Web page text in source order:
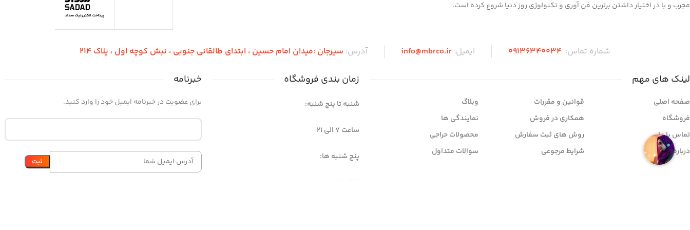
مجرب و با در اختیار داشتن برترین فن آوری و تکنولوژی روز دنیا شروع کرده است.
شماره تماس: ۰۹136340034 ایمیل: info@mbrco.ir آدرس: سیرجان :میدان امام حسین ، ابتدای طالقانی جنوبی ، نبش کوچه اول ، پلاک 214
لینک های مهم
صفحه اصلی
فروشگاه
تماس با ما
درباره ما
قوانین و مقررات
همکاری در فروش
روش های ثبت سفارش
شرایط مرجوعی
وبلاگ
نمایندگی ها
محصولات حراجی
سوالات متداول
زمان بندی فروشگاه
شنبه تا پنچ شنبه:
ساعت 7 الی ۲۱
پنج شنبه ها:
7 الی 12
خبرنامه
برای عضویت در خبرنامه ایمیل خود را وارد کنید.